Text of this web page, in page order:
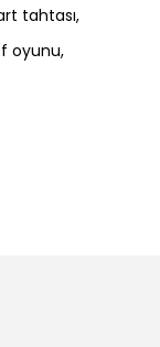
tahtası,
oyunu,